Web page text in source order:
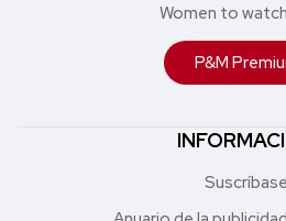
Women to
P&M
Suscríbase